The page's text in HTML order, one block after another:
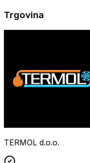
Trgovina
TERMOL d.o.o.